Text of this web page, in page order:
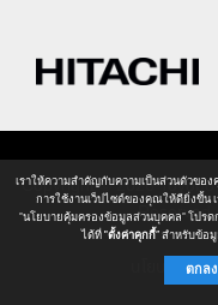
Copyright © 2026
นโยบายคว
เราให้ความสำคัญกับความเป็นส่วนตัวขอ
การใช้งานเว็ปไซต์ของคุณให้ดียิ่งขึ้
"นโยบายคุ้มครองข้อมูลส่วนบุคคล" โปรด
ได้ที่"ตั้งค่าคุกกี้” สำหรับข้อ
ตกลง